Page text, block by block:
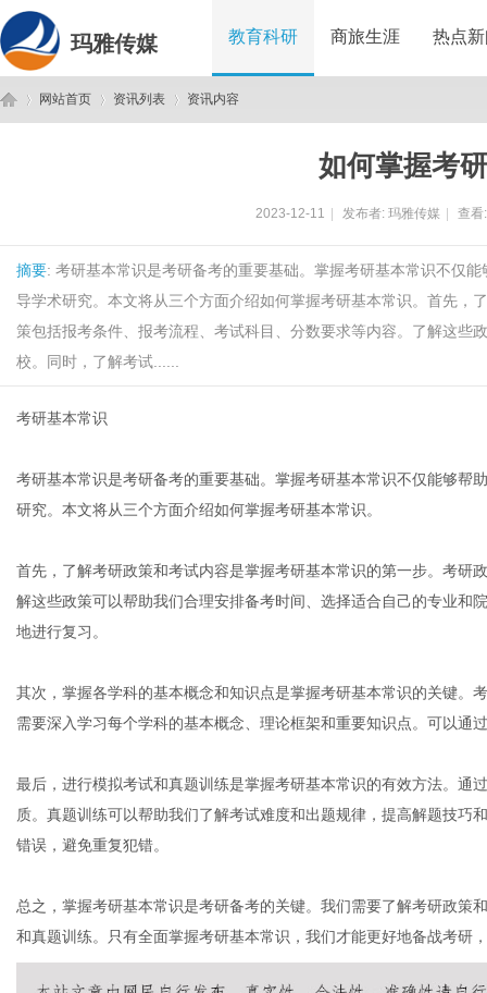
玛雅传媒 教育科研 商旅生涯 热点
网站首页 资讯列表 资讯内容
如何掌握考
2023-12-11 发布者: 玛雅传媒 查
摘要: 考研基本常识是考研备考的重要基础。掌握考研基本常识不仅
导学术研究。本文将从三个方面介绍如何掌握考研基本常识。首先，
策包括报考条件、报考流程、考试科目、分数要求等内容。了解这些
校。同时，了解考试......
考研基本常识
考研基本常识是考研备考的重要基础。掌握考研基本常识不仅能够帮
研究。本文将从三个方面介绍如何掌握考研基本常识。
首先，了解考研政策和考试内容是掌握考研基本常识的第一步。考研
解这些政策可以帮助我们合理安排备考时间、选择适合自己的专业和
地进行复习。
其次，掌握各学科的基本概念和知识点是掌握考研基本常识的关键。
需要深入学习每个学科的基本概念、理论框架和重要知识点。可以通
最后，进行模拟考试和真题训练是掌握考研基本常识的有效方法。通
质。真题训练可以帮助我们了解考试难度和出题规律，提高解题技巧
错误，避免重复犯错。
总之，掌握考研基本常识是考研备考的关键。我们需要了解考研政策
和真题训练。只有全面掌握考研基本常识，我们才能更好地备战考研